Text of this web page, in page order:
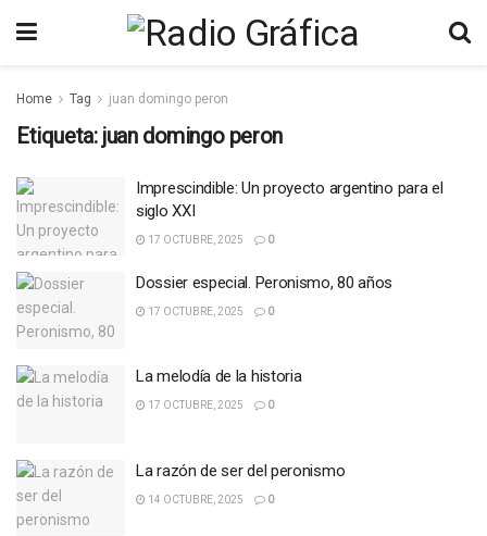
Home Tag juan domingo peron
Etiqueta: juan domingo peron
Imprescindible: Un proyecto argentino para el
siglo XXI
17 OCTUBRE, 2025 0
Dossier especial. Peronismo, 80 años
17 OCTUBRE, 2025 0
La melodía de la historia
17 OCTUBRE, 2025 0
La razón de ser del peronismo
14 OCTUBRE, 2025 0